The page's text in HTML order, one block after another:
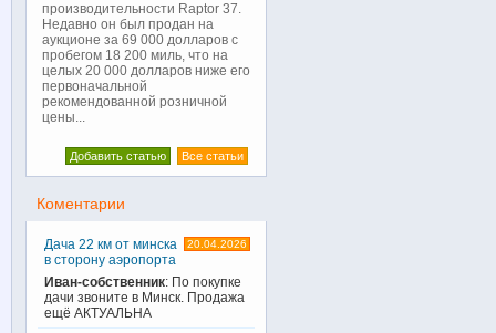
производительности Raptor 37.
Недавно он был продан на
аукционе за 69 000 долларов с
пробегом 18 200 миль, что на
целых 20 000 долларов ниже его
первоначальной
рекомендованной розничной
цены...
Все статьи
Добавить статью
Коментарии
20.04.2026
Дача 22 км от минска
в сторону аэропорта
Иван-собственник: По покупке
дачи звоните в Минск. Продажа
ещё АКТУАЛЬНА